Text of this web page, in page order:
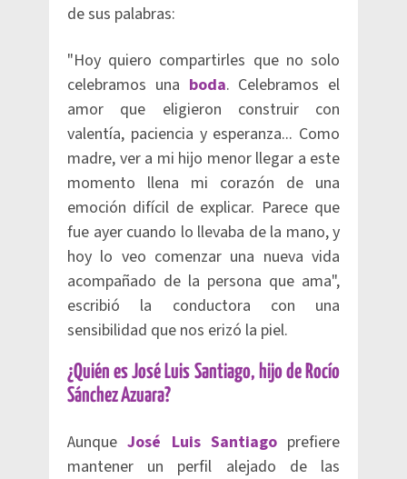
de sus palabras:
"Hoy quiero compartirles que no solo
celebramos una boda. Celebramos el
amor que eligieron construir con
valentía, paciencia y esperanza... Como
madre, ver a mi hijo menor llegar a este
momento llena mi corazón de una
emoción difícil de explicar. Parece que
fue ayer cuando lo llevaba de la mano, y
hoy lo veo comenzar una nueva vida
acompañado de la persona que ama",
escribió la conductora con una
sensibilidad que nos erizó la piel.
¿Quién es José Luis Santiago, hijo de Rocío
Sánchez Azuara?
AunqueJosé Luis Santiagoprefiere
mantener un perfil alejado de las